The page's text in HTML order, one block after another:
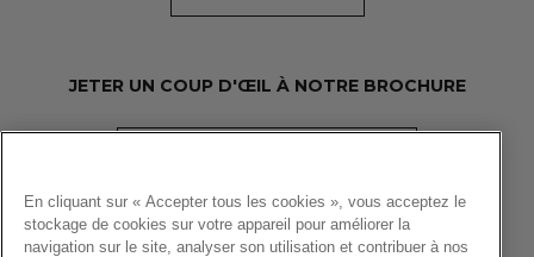
JETER UN COUP D'ŒIL À NOTRE BROCHURE
Copyright 2026 Glastetik
En cliquant sur « Accepter tous les cookies », vous acceptez le
stockage de cookies sur votre appareil pour améliorer la
navigation sur le site, analyser son utilisation et contribuer à nos